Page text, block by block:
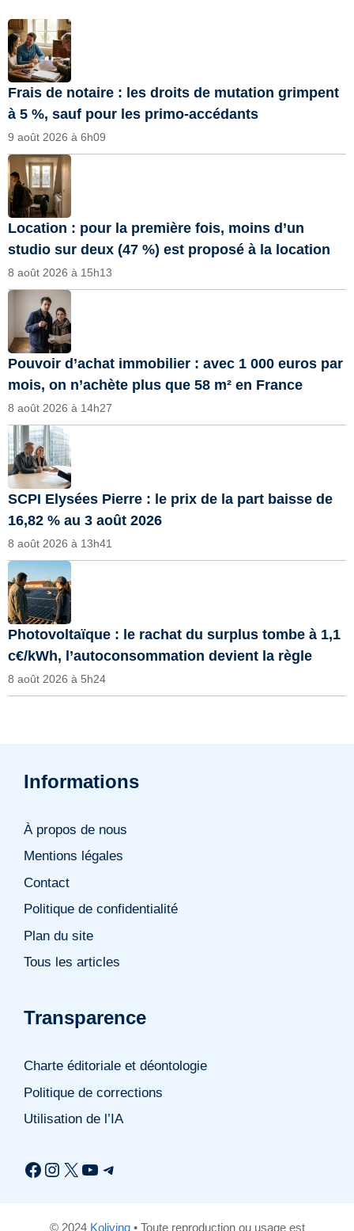
Frais de notaire : les droits de mutation grimpent
à 5 %, sauf pour les primo-accédants
9 août 2026 à 6h09
Location : pour la première fois, moins d’un
studio sur deux (47 %) est proposé à la location
8 août 2026 à 15h13
Pouvoir d’achat immobilier : avec 1 000 euros par
mois, on n’achète plus que 58 m² en France
8 août 2026 à 14h27
SCPI Elysées Pierre : le prix de la part baisse de
16,82 % au 3 août 2026
8 août 2026 à 13h41
Photovoltaïque : le rachat du surplus tombe à 1,1
c€/kWh, l’autoconsommation devient la règle
8 août 2026 à 5h24
Informations
À propos de nous
Mentions légales
Contact
Politique de confidentialité
Plan du site
Tous les articles
Transparence
Charte éditoriale et déontologie
Politique de corrections
Utilisation de l’IA
Facebook
Instagram
X YouTube
Telegram
© 2024 Koliving• Toute reproduction ou usage est